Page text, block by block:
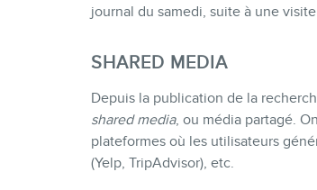
journal du samedi, suite à une
SHARED MEDIA
Depuis la publication de la
shared media, ou média partagé.
plateformes où les utilisateurs
(Yelp, TripAdvisor), etc.